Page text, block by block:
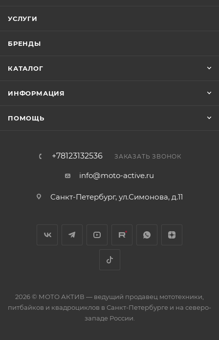
УСЛУГИ
БРЕНДЫ
КАТАЛОГ
ИНФОРМАЦИЯ
ПОМОЩЬ
+78123132536 ЗАКАЗАТЬ ЗВОНОК
info@moto-active.ru
Санкт-Петербург, ул.Симонова, д.11
2026 © МОТО АКТИВ — ведущий продавец мототехники,
питбайков и квадроциклов в Санкт-Петербурге и на северо-
западе России.